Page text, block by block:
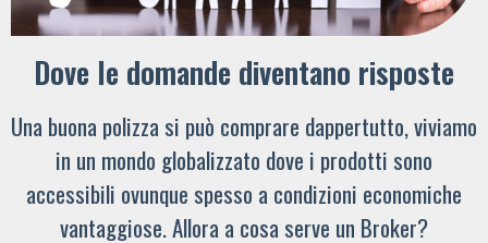
Dove le domande diventano risposte
Una buona polizza si può comprare dappertutto, viviamo
in un mondo globalizzato dove i prodotti sono
accessibili ovunque spesso a condizioni economiche
vantaggiose. Allora a cosa serve un Broker?